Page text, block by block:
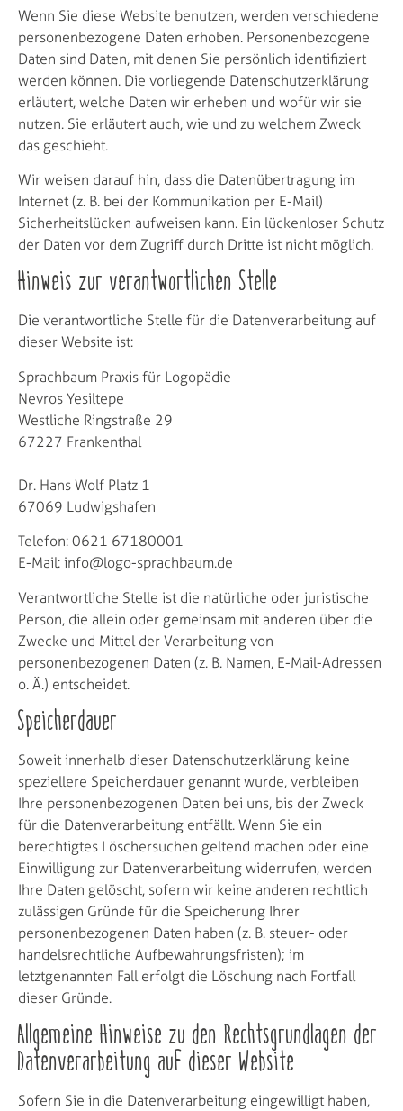
Wenn Sie diese Website benutzen, werden verschiedene
personenbezogene Daten erhoben. Personenbezogene
Daten sind Daten, mit denen Sie persönlich identifiziert
werden können. Die vorliegende Datenschutzerklärung
erläutert, welche Daten wir erheben und wofür wir sie
nutzen. Sie erläutert auch, wie und zu welchem Zweck
das geschieht.
Wir weisen darauf hin, dass die Datenübertragung im
Internet (z. B. bei der Kommunikation per E-Mail)
Sicherheitslücken aufweisen kann. Ein lückenloser Schutz
der Daten vor dem Zugriff durch Dritte ist nicht möglich.
Hinweis zur verantwortlichen Stelle
Die verantwortliche Stelle für die Datenverarbeitung auf
dieser Website ist:
Sprachbaum Praxis für Logopädie
Nevros Yesiltepe
Westliche Ringstraße 29
67227 Frankenthal
Dr. Hans Wolf Platz 1
67069 Ludwigshafen
Telefon: 0621 67180001
E-Mail: info@logo-sprachbaum.de
Verantwortliche Stelle ist die natürliche oder juristische
Person, die allein oder gemeinsam mit anderen über die
Zwecke und Mittel der Verarbeitung von
personenbezogenen Daten (z. B. Namen, E-Mail-Adressen
o. Ä.) entscheidet.
Speicherdauer
Soweit innerhalb dieser Datenschutzerklärung keine
speziellere Speicherdauer genannt wurde, verbleiben
Ihre personenbezogenen Daten bei uns, bis der Zweck
für die Datenverarbeitung entfällt. Wenn Sie ein
berechtigtes Löschersuchen geltend machen oder eine
Einwilligung zur Datenverarbeitung widerrufen, werden
Ihre Daten gelöscht, sofern wir keine anderen rechtlich
zulässigen Gründe für die Speicherung Ihrer
personenbezogenen Daten haben (z. B. steuer- oder
handelsrechtliche Aufbewahrungsfristen); im
letztgenannten Fall erfolgt die Löschung nach Fortfall
dieser Gründe.
Allgemeine Hinweise zu den Rechtsgrundlagen der
Datenverarbeitung auf dieser Website
Sofern Sie in die Datenverarbeitung eingewilligt haben,